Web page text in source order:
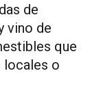
de
vino de
que
locales o